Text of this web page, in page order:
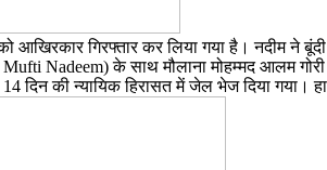
आखिरकार गिरफ्तार कर लिया गया है। नदीम ने
Nadeem) के साथ मौलाना मोहम्मद आलम
दिन की न्यायिक हिरासत में जेल भेज दिया